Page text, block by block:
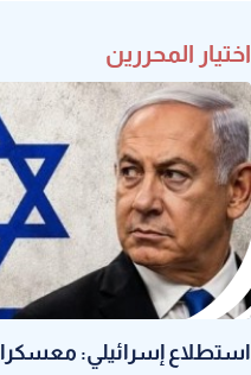
اختيار المحررين
استطلاع إسرائيلي: معسكرا